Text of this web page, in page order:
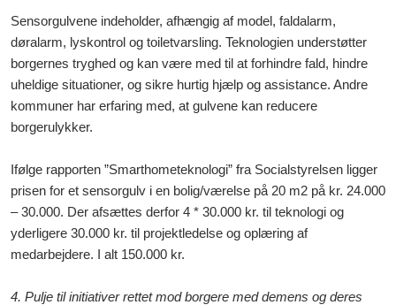
Sensorgulvene indeholder, afhængig af model, faldalarm,
døralarm, lyskontrol og toiletvarsling. Teknologien understøtter
borgernes tryghed og kan være med til at forhindre fald, hindre
uheldige situationer, og sikre hurtig hjælp og assistance. Andre
kommuner har erfaring med, at gulvene kan reducere
borgerulykker.
Ifølge rapporten ”Smarthometeknologi” fra Socialstyrelsen ligger
prisen for et sensorgulv i en bolig/værelse på 20 m2 på kr. 24.000
– 30.000. Der afsættes derfor 4 * 30.000 kr. til teknologi og
yderligere 30.000 kr. til projektledelse og oplæring af
medarbejdere. I alt 150.000 kr.
4. Pulje til initiativer rettet modborgere med demens og deres